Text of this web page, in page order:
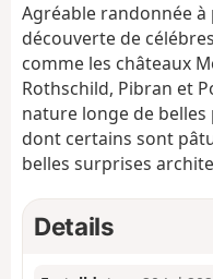
Agréable randonnée à
découverte de
comme les châteaux
Rothschild, Pibran et
nature longe de belles
dont certains sont
belles surprises
Details